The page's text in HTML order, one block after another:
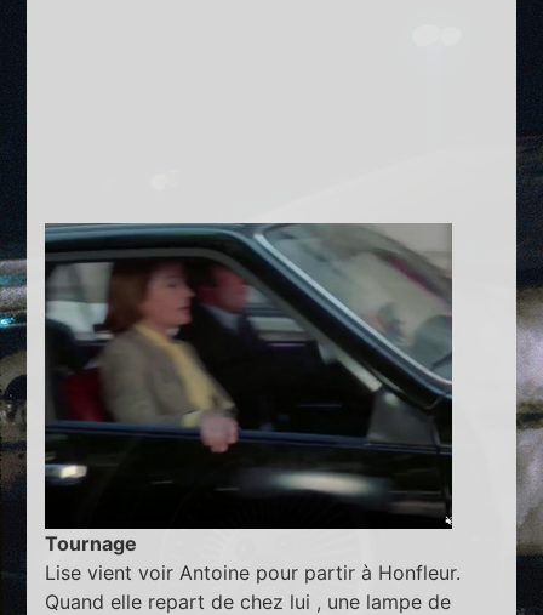
Tournage
Lise vient voir Antoine pour partir à Honfleur.
Quand elle repart de chez lui , une lampe de